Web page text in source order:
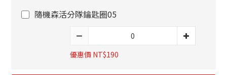
隨機森活分隊鑰匙圈05
優惠價 NT$190